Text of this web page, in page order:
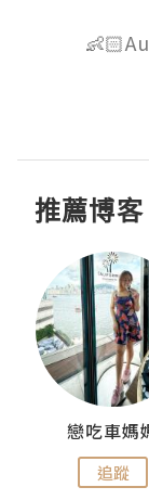
推薦博客
戀吃車媽
追蹤